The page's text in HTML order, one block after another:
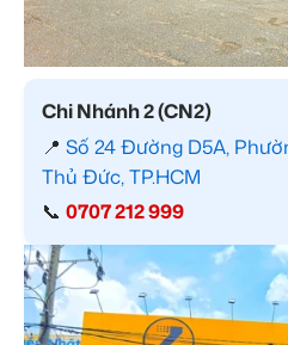
Chi Nhánh 2 (CN2)
📍 Số 24 Đường D5A,
Thủ Đức, TP.HCM
📞 0707 212 999